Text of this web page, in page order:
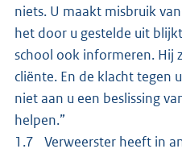
niets. U maakt misbruik
het door u gestelde uit
school ook informeren. Hij
cliënte. En de klacht tegen
niet aan u een beslissing
helpen.”
1.7 Verweerster heeft in